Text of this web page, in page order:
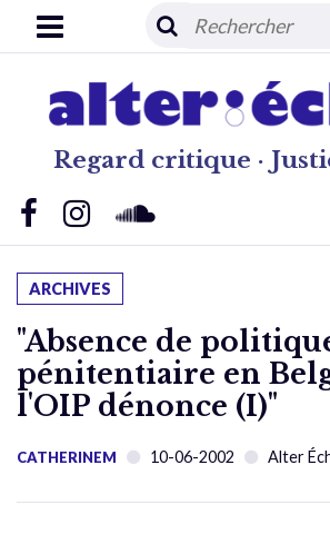
Regard critique ·
ARCHIVES
"Absence de
pénitentiaire en
l'OIP dénonce (I)"
CATHERINEM 10-06-2002 Alter